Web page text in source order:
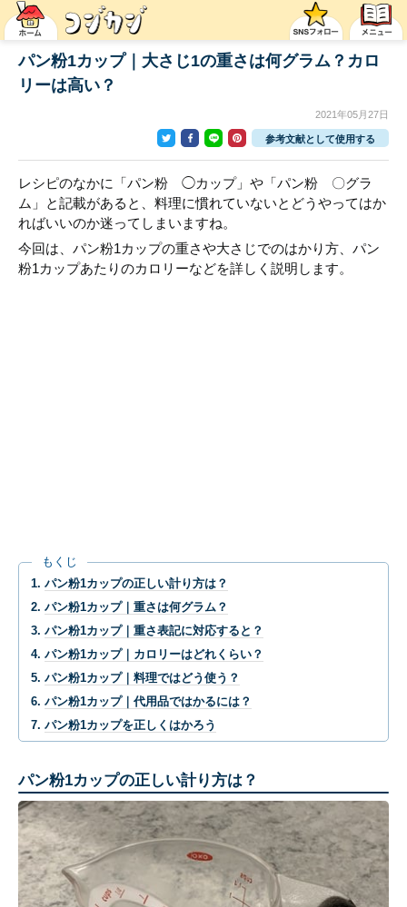
パン粉1カップ｜大さじ1の重さは何グラム？カロ
リーは高い？
2021年05月27日
参考文献として使用する
レシピのなかに「パン粉 ◯カップ」や「パン粉 〇グラ
ム」と記載があると、料理に慣れていないとどうやってはか
ればいいのか迷ってしまいますね。
今回は、パン粉1カップの重さや大さじでのはかり方、パン
粉1カップあたりのカロリーなどを詳しく説明します。
もくじ
パン粉1カップの正しい計り方は？
パン粉1カップ｜重さは何グラム？
パン粉1カップ｜重さ表記に対応すると？
パン粉1カップ｜カロリーはどれくらい？
パン粉1カップ｜料理ではどう使う？
パン粉1カップ｜代用品ではかるには？
パン粉1カップを正しくはかろう
パン粉1カップの正しい計り方は？